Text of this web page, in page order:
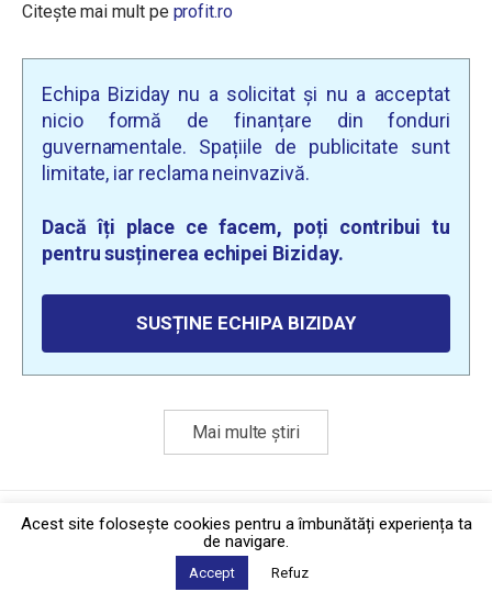
Citește mai mult pe profit.ro
Echipa Biziday nu a solicitat și nu a acceptat
nicio formă de finanțare din fonduri
guvernamentale. Spațiile de publicitate sunt
limitate, iar reclama neinvazivă.
Dacă îți place ce facem, poți contribui tu
pentru susținerea echipei Biziday.
SUSȚINE ECHIPA BIZIDAY
Mai multe știri
Politica de confidențialitate·Contact
2026 © Biziday
Acest site foloseşte cookies pentru a îmbunătăți experiența ta
de navigare.
Accept Refuz